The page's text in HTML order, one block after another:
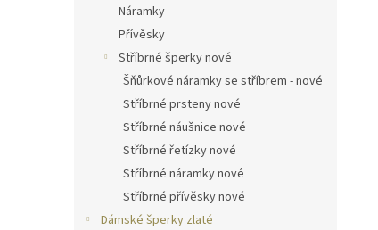
Náramky
Přívěsky
Stříbrné šperky nové
Šňůrkové náramky se stříbrem - nové
Stříbrné prsteny nové
Stříbrné náušnice nové
Stříbrné řetízky nové
Stříbrné náramky nové
Stříbrné přívěsky nové
Dámské šperky zlaté